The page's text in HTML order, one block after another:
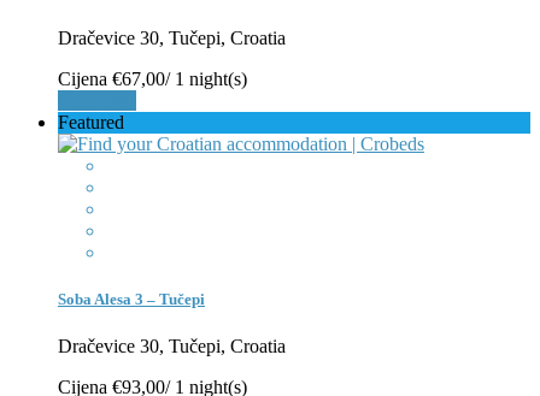
Dračevice 30, Tučepi, Croatia
Cijena €67,00/ 1 night(s)
Featured
Soba Alesa 3 – Tučepi
Dračevice 30, Tučepi, Croatia
Cijena €93,00/ 1 night(s)